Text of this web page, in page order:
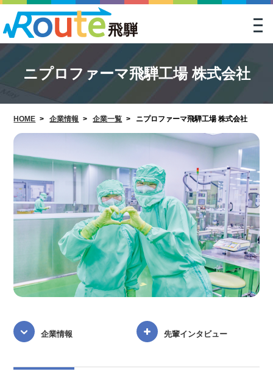
ニプロファーマ飛騨工場 株式会社
HOME > 企業情報 > 企業一覧 > ニプロファーマ飛騨工場 株式会社
企業情報 先輩インタビュー